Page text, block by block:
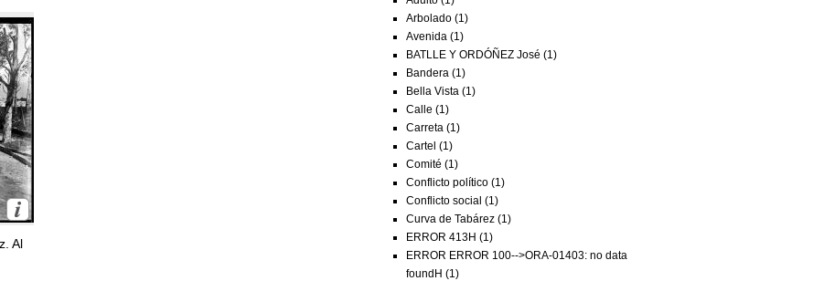
Al
Arbolado (1)
Avenida (1)
BATLLE Y ORDÓÑEZ José (1)
Bandera (1)
Bella Vista (1)
Calle (1)
Carreta (1)
Cartel (1)
Comité (1)
Conflicto político (1)
Conflicto social (1)
Curva de Tabárez (1)
ERROR 413H (1)
ERROR ERROR 100-->ORA-01403: no data
foundH (1)